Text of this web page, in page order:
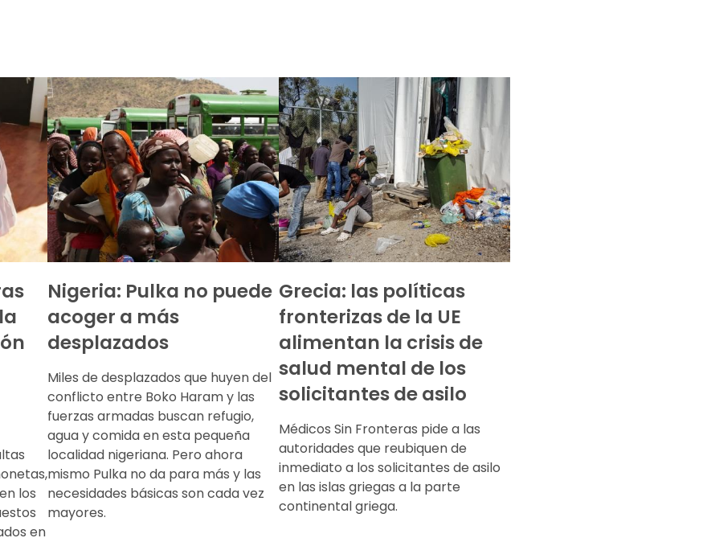
los
en
Nigeria: Pulka no puede
acoger a más
desplazados
Miles de desplazados que huyen del
conflicto entre Boko Haram y las
fuerzas armadas buscan refugio,
agua y comida en esta pequeña
localidad nigeriana. Pero ahora
mismo Pulka no da para más y las
necesidades básicas son cada vez
mayores.
Grecia: las políticas
fronterizas de la UE
alimentan la crisis de
salud mental de los
solicitantes de asilo
Médicos Sin Fronteras pide a las
autoridades que reubiquen de
inmediato a los solicitantes de asilo
en las islas griegas a la parte
continental griega.